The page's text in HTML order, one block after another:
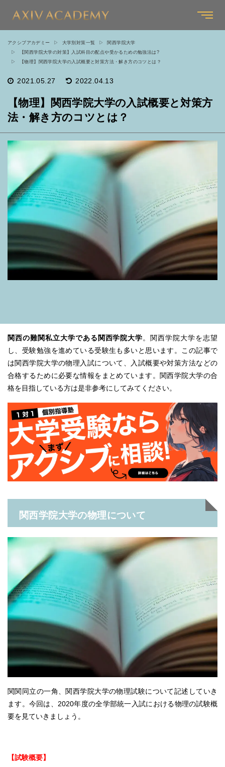
アクシブアカデミー 大学別対策一覧
関西学院大学
【関西学院大学の対策】入試科目の配点や受かるための勉強法は?
【物理】関西学院大学の入試概要と対策方法・解き方のコツとは？
2021.05.27 2022.04.13
【物理】関西学院大学の入試概要と対策方
法・解き方のコツとは？
関西の難関私立大学である関西学院大学。関西学院大学を志望
し、受験勉強を進めている受験生も多いと思います。この記事で
は関西学院大学の物理入試について、入試概要や対策方法などの
合格するために必要な情報をまとめています。関西学院大学の合
格を目指している方は是非参考にしてみてください。
関西学院大学の物理について
関関同立の一角、関西学院大学の物理試験について記述していき
ます。今回は、2020年度の全学部統一入試における物理の試験概
要を見ていきましょう。
【試験概要】